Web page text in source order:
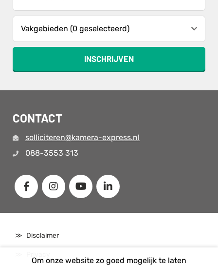
Om onze website zo goed mogelijk te laten
Vakgebieden (0 geselecteerd)
INSCHRIJVEN
CONTACT
solliciteren@kamera-express.nl
088-3553 313
Disclaimer